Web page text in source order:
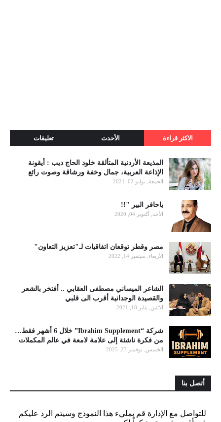
الاكثر قراءة الأحدث تعليقات
المذيعة الأردنية المتألقة خلود الحاج ديب : أيقونة
الإذاعة العربية، جمال وخفة ورشاقة وصوت رائع
الجمعة, يوليو 02, 2021
ياحافر البير "!!
الأحد, أكتوبر 04, 2020
مصر وقطر توقعان اتفاقيات لـ"تعزيز التعاون"
الأربعاء, سبتمبر 14, 2022
الشاعر الميساني مصطفى العقابي .. أفتخر بالشعر
والقصيدة الوجدانية أقرب الى قلبي
الاثنين, يناير 18, 2021
شركة “Ibrahim Supplement” خلال 6 أشهر فقط…
من فكرة ناشئة إلى علامة لامعة في عالم المكملات
الخميس, نوفمبر 27, 2025
أتصل بنا
للتواصل مع الإدارة قم بمليء هذا النموذج وسيتم الرد عليكم